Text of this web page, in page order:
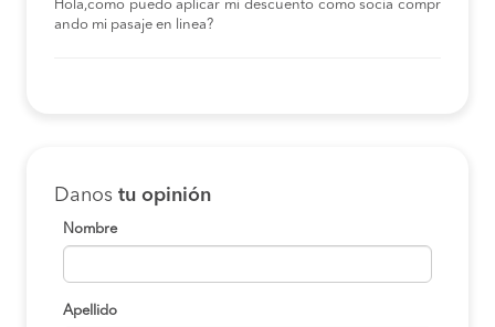
Hola,como puedo aplicar mi descuento como socia compr
ando mi pasaje en linea?
Danos tu opinión
Nombre
Apellido